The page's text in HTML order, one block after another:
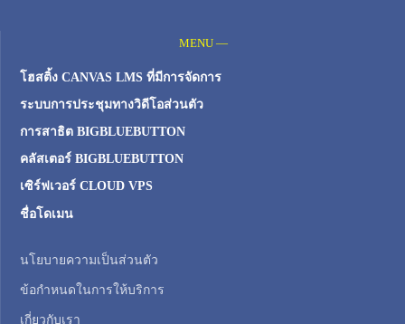
MENU —
โฮสติ้ง CANVAS LMS ที่มีการจัดการ
ระบบการประชุมทางวิดีโอส่วนตัว
การสาธิต BIGBLUEBUTTON
คลัสเตอร์ BIGBLUEBUTTON
เซิร์ฟเวอร์ CLOUD VPS
ชื่อโดเมน
นโยบายความเป็นส่วนตัว
ข้อกำหนดในการให้บริการ
เกี่ยวกับเรา